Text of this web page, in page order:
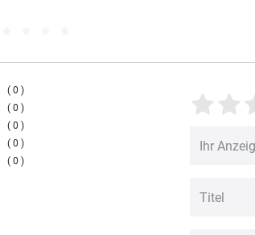
0
0
0
0
0